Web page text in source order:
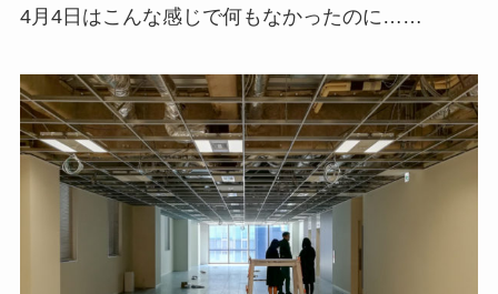
4月4日はこんな感じで何もなかったのに……